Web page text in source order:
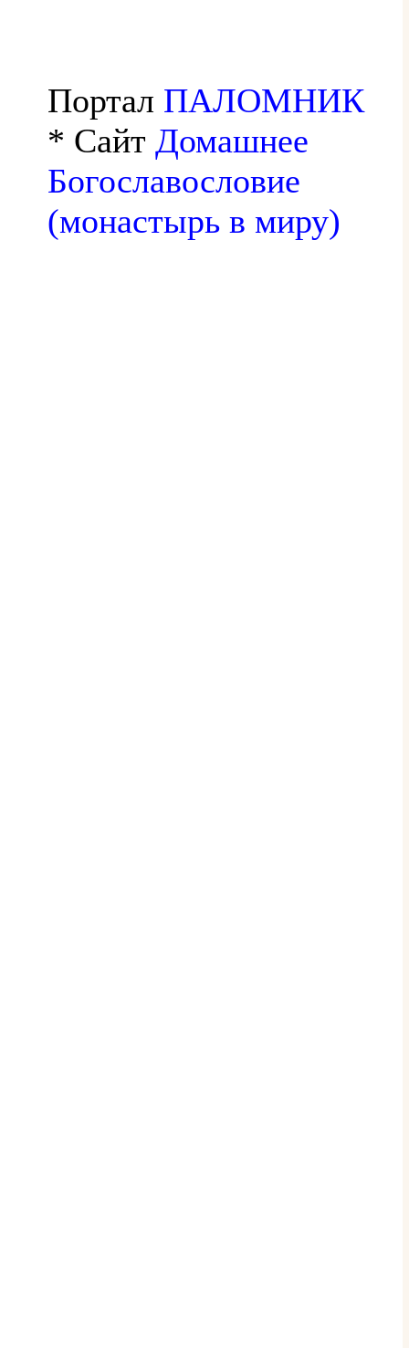
Портал ПАЛОМНИК
* Сайт Домашнее
Богославословие
(монастырь в миру)